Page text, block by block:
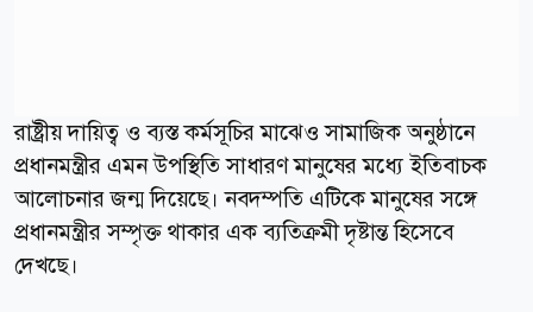
রাষ্ট্রীয় দায়িত্ব ও ব্যস্ত কর্মসূচির মাঝেও সামাজিক অনুষ্ঠানে
প্রধানমন্ত্রীর এমন উপস্থিতি সাধারণ মানুষের মধ্যে ইতিবাচক
আলোচনার জন্ম দিয়েছে। নবদম্পতি এটিকে মানুষের সঙ্গে
প্রধানমন্ত্রীর সম্পৃক্ত থাকার এক ব্যতিক্রমী দৃষ্টান্ত হিসেবে
দেখছে।